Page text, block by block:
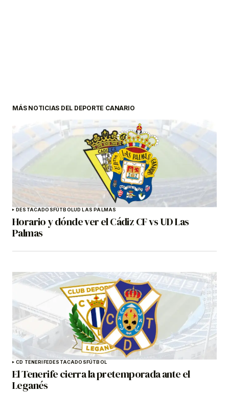
MÁS NOTICIAS DEL DEPORTE CANARIO
DESTACADOSFÚTBOLUD LAS PALMAS
Horario y dónde ver el Cádiz CF vs UD Las
Palmas
CD TENERIFEDESTACADOSFÚTBOL
El Tenerife cierra la pretemporada ante el
Leganés